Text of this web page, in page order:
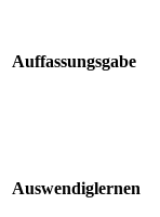
Auffassungsgabe
Auswendiglernen